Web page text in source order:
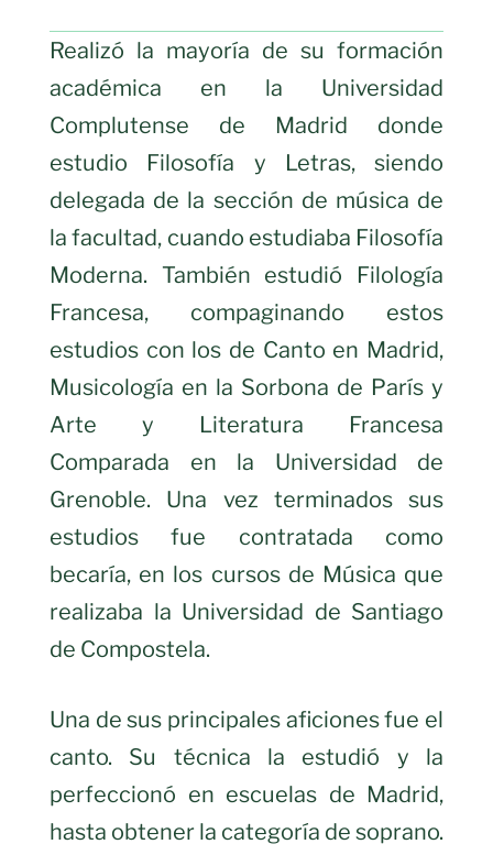
Realizó la mayoría de su formación
académica en la Universidad
Complutense de Madrid donde
estudio Filosofía y Letras, siendo
delegada de la sección de música de
la facultad, cuando estudiaba Filosofía
Moderna. También estudió Filología
Francesa, compaginando estos
estudios con los de Canto en Madrid,
Musicología en la Sorbona de París y
Arte y Literatura Francesa
Comparada en la Universidad de
Grenoble. Una vez terminados sus
estudios fue contratada como
becaría, en los cursos de Música que
realizaba la Universidad de Santiago
de Compostela.
Una de sus principales aficiones fue el
canto. Su técnica la estudió y la
perfeccionó en escuelas de Madrid,
hasta obtener la categoría de soprano.